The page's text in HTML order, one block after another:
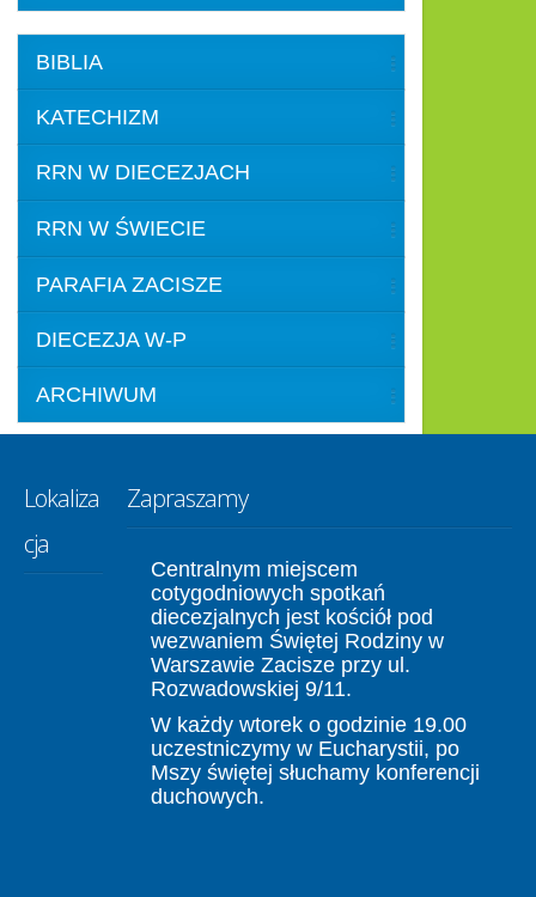
BIBLIA
KATECHIZM
RRN W DIECEZJACH
RRN W ŚWIECIE
PARAFIA ZACISZE
DIECEZJA W-P
ARCHIWUM
Lokaliza
cja
Zapraszamy
Centralnym miejscem
cotygodniowych spotkań
diecezjalnych jest kościół pod
wezwaniem Świętej Rodziny w
Warszawie Zacisze przy ul.
Rozwadowskiej 9/11.
W każdy wtorek o godzinie 19.00
uczestniczymy w Eucharystii, po
Mszy świętej słuchamy konferencji
duchowych.